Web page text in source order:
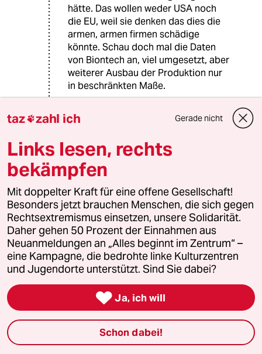
hätte. Das wollen weder USA noch
die EU, weil sie denken das dies die
armen, armen firmen schädige
könnte. Schau doch mal die Daten
von Biontech an, viel umgesetzt, aber
weiterer Ausbau der Produktion nur
in beschränkten Maße.
2. Falsch, das zeigte ja selbst
biontech mit Marburg.
so lange. Dazu müßte man aber
bereit sein, ist man jedoch nicht.
Könnte je noch jemand anderes was
vom kuchen abhaben wollen.
Dann die Generation 2 Impfstoffe,
angeblich sind sie so einfach zu
verändern, das da keine Probleme
entstehen. Aber warum will man dann
ca. 8€/Dosis? Ach stimmt, damit man
Schwung zeigen kann.
Warum gehen Sie davon aus, dass
Bayer, GSK oder Sanofi einfach so
"Biontech"-Impfstoff auf einmal
herstellen sollen. Es gibt ja keine
taz zahl ich Gerade nicht
Links lesen, rechts
bekämpfen
Mit doppelter Kraft für eine offene Gesellschaft!
Besonders jetzt brauchen Menschen, die sich gegen
Rechtsextremismus einsetzen, unsere Solidarität.
Daher gehen 50 Prozent der Einnahmen aus
Neuanmeldungen an „Alles beginnt im Zentrum“ –
eine Kampagne, die bedrohte linke Kulturzentren
und Jugendorte unterstützt. Sind Sie dabei?
 Ja, ich will
Schon dabei!